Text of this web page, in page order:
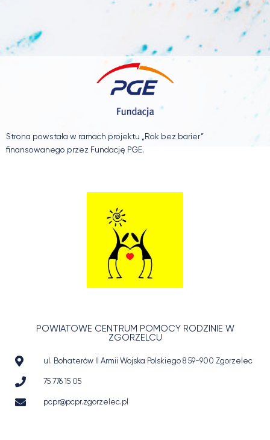
Strona powstała w ramach projektu „Rok bez barier”
finansowanego przez Fundację PGE.
POWIATOWE CENTRUM POMOCY RODZINIE W
ZGORZELCU
ul. Bohaterów II Armii Wojska Polskiego 8 59-900 Zgorzelec
75 776 15 05
pcpr@pcpr.zgorzelec.pl